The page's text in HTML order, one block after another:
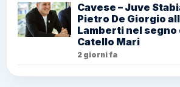
Cavese – Juve
Pietro De Giorgio
Lamberti nel segno
Catello Mari
2 giorni fa